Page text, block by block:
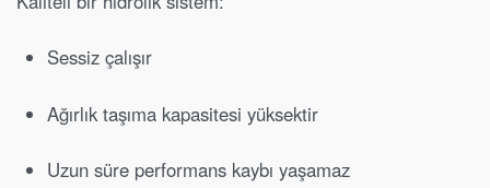
Sessiz çalışır
Ağırlık taşıma kapasitesi yüksektir
Uzun süre performans kaybı yaşamaz